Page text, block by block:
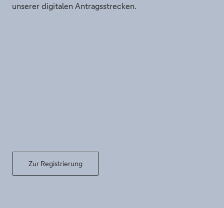
unserer digitalen Antragsstrecken.
Zur Registrierung